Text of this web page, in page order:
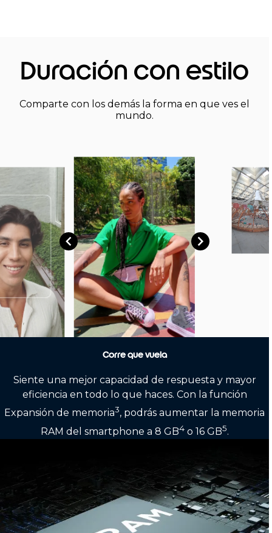
Duración con estilo
Comparte con los demás la forma en que ves el
mundo.
Corre que vuela
Siente una mejor capacidad de respuesta y mayor
eficiencia en todo lo que haces. Con la función
Expansión de memoria3, podrás aumentar la memoria
RAM del smartphone a 8 GB4o 16 GB5.